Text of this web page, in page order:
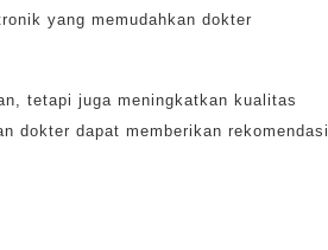
yang memudahkan dokter
tetapi juga meningkatkan kualitas
dokter dapat memberikan rekomendasi